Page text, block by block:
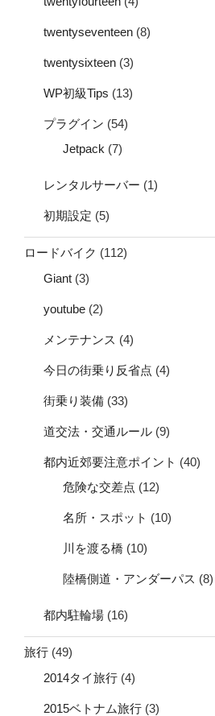
twentyseventeen (8)
twentysixteen (3)
WP初級Tips (13)
プラグイン (54)
Jetpack (7)
レンタルサーバー (1)
初期設定 (5)
ロードバイク (112)
Giant (3)
youtube (2)
メンテナンス (4)
今日の街乗り反省点 (4)
街乗り装備 (33)
道交法・交通ルール (9)
都内近郊要注意ポイント (40)
危険な交差点 (12)
名所・スポット (10)
川を渡る橋 (10)
陸橋側道・アンダーパス (8)
都内駐輪場 (16)
旅行 (49)
2014タイ旅行 (4)
2015ベトナム旅行 (3)